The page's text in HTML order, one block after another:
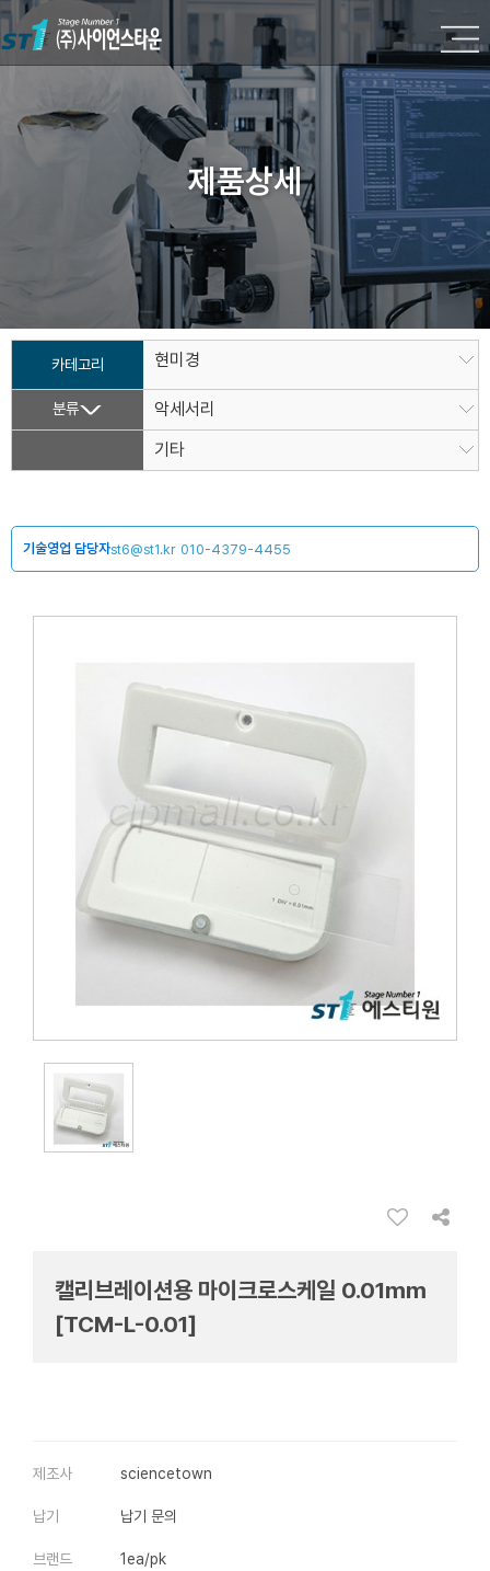
제품상세
카테고리 현미경
분류
악세서리
기타
기술영업 담당자st6@st1.kr 010-4379-4455
캘리브레이션용 마이크로스케일 0.01mm
[TCM-L-0.01]
제조사 sciencetown
납기 납기 문의
브랜드 1ea/pk